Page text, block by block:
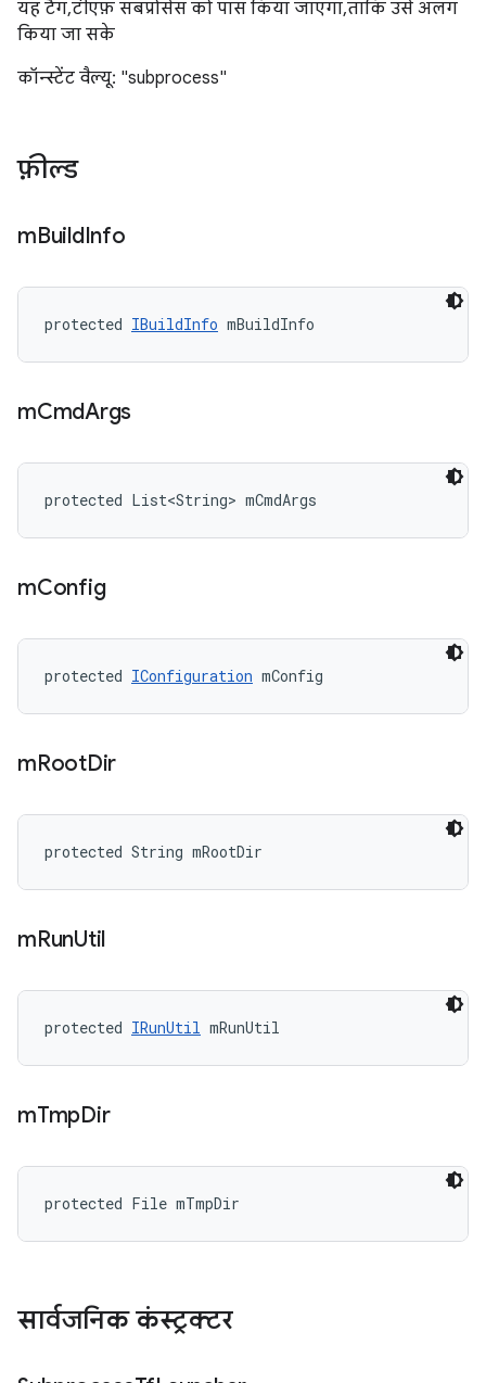
यह टैग, टीएफ़ सबप्रोसेस को पास किया जाएगा, ताकि उसे अलग
किया जा सके
कॉन्स्टेंट वैल्यू: "subprocess"
फ़ील्ड
mBuildInfo
protected IBuildInfo mBuildInfo
mCmdArgs
protected List<String> mCmdArgs
mConfig
protected IConfiguration mConfig
mRootDir
protected String mRootDir
mRunUtil
protected IRunUtil mRunUtil
mTmpDir
protected File mTmpDir
सार्वजनिक कंस्ट्रक्टर